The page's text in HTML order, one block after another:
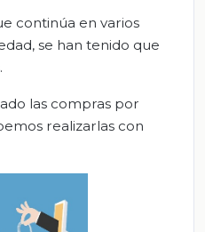
continúa en varios
se han tenido que
las compras por
realizarlas con